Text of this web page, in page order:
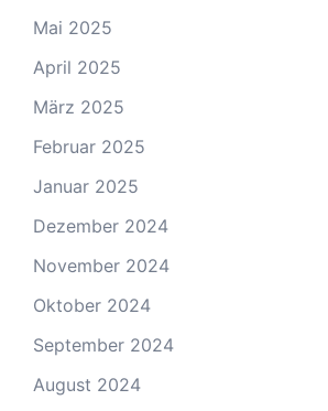
Mai 2025
April 2025
März 2025
Februar 2025
Januar 2025
Dezember 2024
November 2024
Oktober 2024
September 2024
August 2024